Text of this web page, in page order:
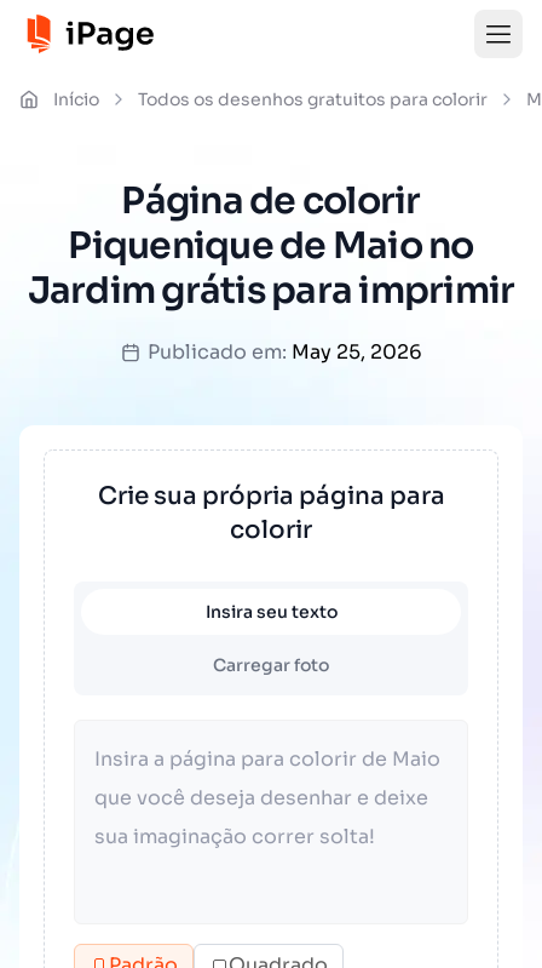
Início Todos os desenhos gratuitos para colorir
Página de colorir
Piquenique de Maio no
Jardim grátis para imprimir
Publicado em: May 25, 2026
Crie sua própria página para
colorir
Insira seu texto
Carregar foto